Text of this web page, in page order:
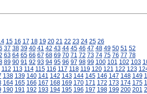
15 16 17 18 19 20 21 22 23 24 25 26
37 38 39 40 41 42 43 44 45 46 47 48 49 50 51 52
63 64 65 66 67 68 69 70 71 72 73 74 75 76 77 78
89 90 91 92 93 94 95 96 97 98 99 100 101 102 103
112 113 114 115 116 117 118 119 120 121 122 123
138 139 140 141 142 143 144 145 146 147 148 149
164 165 166 167 168 169 170 171 172 173 174 175
190 191 192 193 194 195 196 197 198 199 200 201